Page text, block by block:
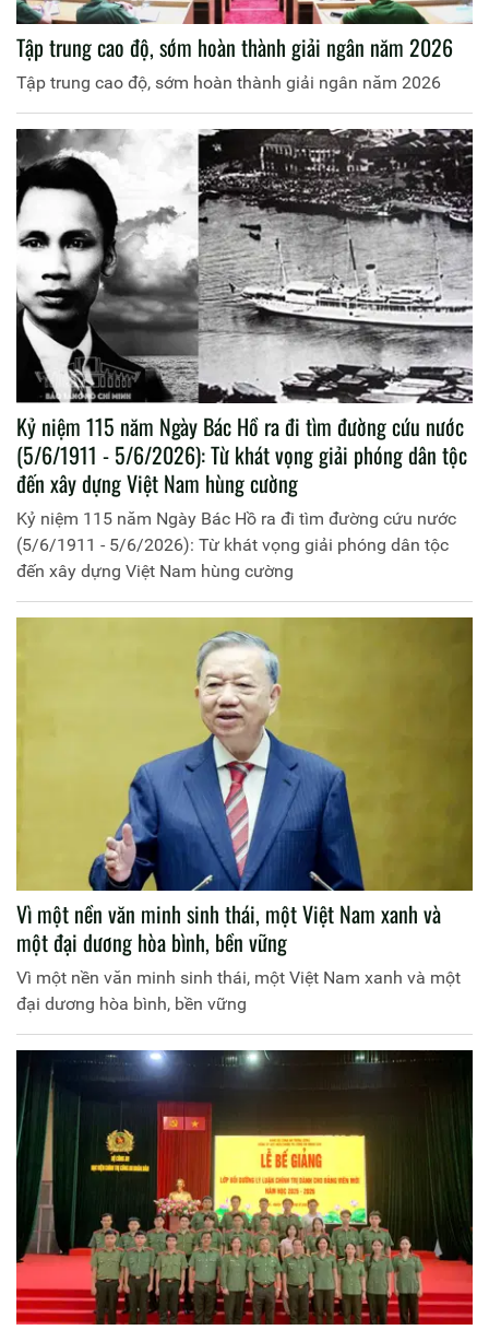
Tập trung cao độ, sớm hoàn thành giải ngân năm 2026
Tập trung cao độ, sớm hoàn thành giải ngân năm 2026
Kỷ niệm 115 năm Ngày Bác Hồ ra đi tìm đường cứu nước
(5/6/1911 - 5/6/2026): Từ khát vọng giải phóng dân tộc
đến xây dựng Việt Nam hùng cường
Kỷ niệm 115 năm Ngày Bác Hồ ra đi tìm đường cứu nước
(5/6/1911 - 5/6/2026): Từ khát vọng giải phóng dân tộc
đến xây dựng Việt Nam hùng cường
Vì một nền văn minh sinh thái, một Việt Nam xanh và
một đại dương hòa bình, bền vững
Vì một nền văn minh sinh thái, một Việt Nam xanh và một
đại dương hòa bình, bền vững